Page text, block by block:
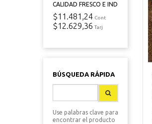
CALIDAD FRESCO E IND
$11.481,24 Cont
$12.629,36 Tarj
BÚSQUEDA RÁPIDA
Use palabras clave para
encontrar el producto